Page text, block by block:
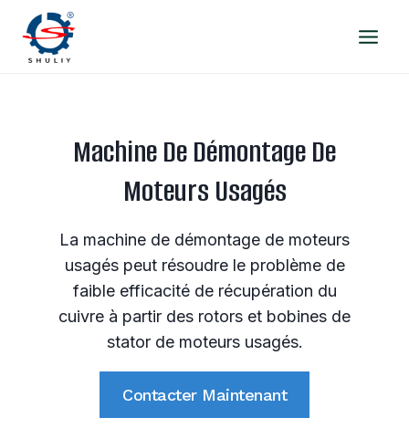
contenu
Machine De Démontage De
Moteurs Usagés
La machine de démontage de moteurs
usagés peut résoudre le problème de
faible efficacité de récupération du
cuivre à partir des rotors et bobines de
stator de moteurs usagés.
Contacter Maintenant